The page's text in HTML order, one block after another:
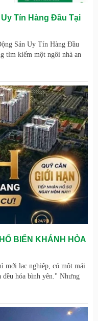
Tín Hàng Đầu Tại
Sản Uy Tín Hàng Đầu
tìm kiếm một ngôi nhà an
BIỂN KHÁNH HÒA
mới lạc nghiệp, có một mái
hóa bình yên." Nhưng